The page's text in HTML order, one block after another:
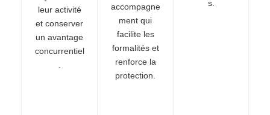
leur activité
et conserver
un avantage
concurrentiel
accompagne
ment qui
facilite les
formalités et
renforce la
protection.
s.